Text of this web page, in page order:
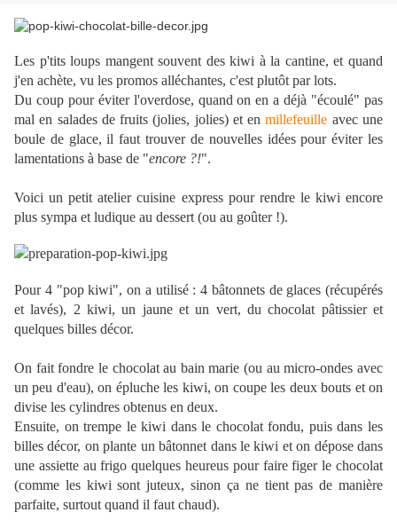
Les p'tits loups mangent souvent des kiwi à la cantine, et quand
j'en achète, vu les promos alléchantes, c'est plutôt par lots.
Du coup pour éviter l'overdose, quand on en a déjà "écoulé" pas
mal en salades de fruits (jolies, jolies) et enmillefeuille avec une
boule de glace, il faut trouver de nouvelles idées pour éviter les
lamentations à base de "encore ?!".
Voici un petit atelier cuisine express pour rendre le kiwi encore
plus sympa et ludique au dessert (ou au goûter !).
Pour 4 "pop kiwi", on a utilisé : 4 bâtonnets de glaces (récupérés
et lavés), 2 kiwi, un jaune et un vert, du chocolat pâtissier et
quelques billes décor.
On fait fondre le chocolat au bain marie (ou au micro-ondes avec
un peu d'eau), on épluche les kiwi, on coupe les deux bouts et on
divise les cylindres obtenus en deux.
Ensuite, on trempe le kiwi dans le chocolat fondu, puis dans les
billes décor, on plante un bâtonnet dans le kiwi et on dépose dans
une assiette au frigo quelques heureus pour faire figer le chocolat
(comme les kiwi sont juteux, sinon ça ne tient pas de manière
parfaite, surtout quand il faut chaud).